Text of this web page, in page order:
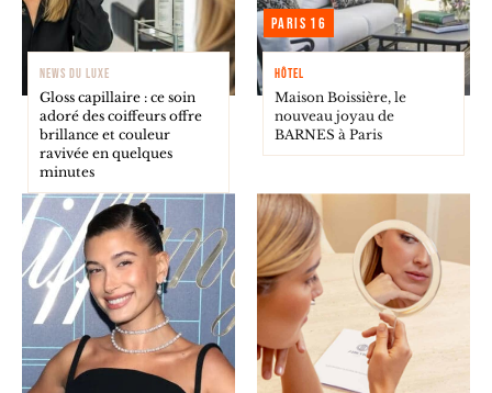
NEWS DU LUXE
Gloss capillaire : ce soin
adoré des coiffeurs offre
brillance et couleur
ravivée en quelques
minutes
Paris 16
HÔTEL
Maison Boissière, le
nouveau joyau de
BARNES à Paris